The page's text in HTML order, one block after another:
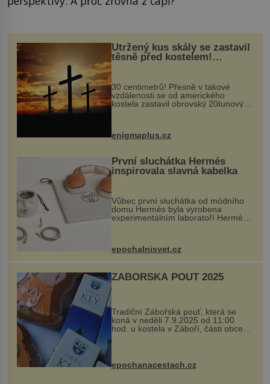
Utržený kus skály se zastavil
těsně před kostelem!
Ochránila ho boží síla?
30 centimetrů! Přesně v takové
vzdálenosti se od amerického
kostela zastavil obrovský 20tunový
...
enigmaplus.cz
První sluchátka Hermés
inspirovala slavná kabelka
Vůbec první sluchátka od módního
domu Hermès byla vyrobena
experimentálním laboratoří Hermès
kovový...
epochalnisvet.cz
ZÁBOŘSKÁ POUŤ 2025
Tradiční Zábořská pouť, která se
koná v neděli 7.9.2025 od 11:00
hod. u kostela v Záboří, části obce
Kly u Mělníka. V programu naleznete
komentovanou prohlídku kostela,
epochanacestach.cz